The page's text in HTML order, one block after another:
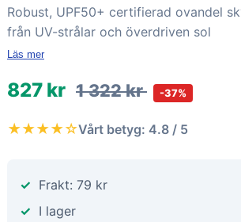
Robust, UPF50+ certifierad ovandel
från UV-strålar och överdriven sol
Läs mer
827 kr 1 322 kr -37%
★★★★☆Vårt betyg: 4.8 / 5
Frakt: 79 kr
I lager